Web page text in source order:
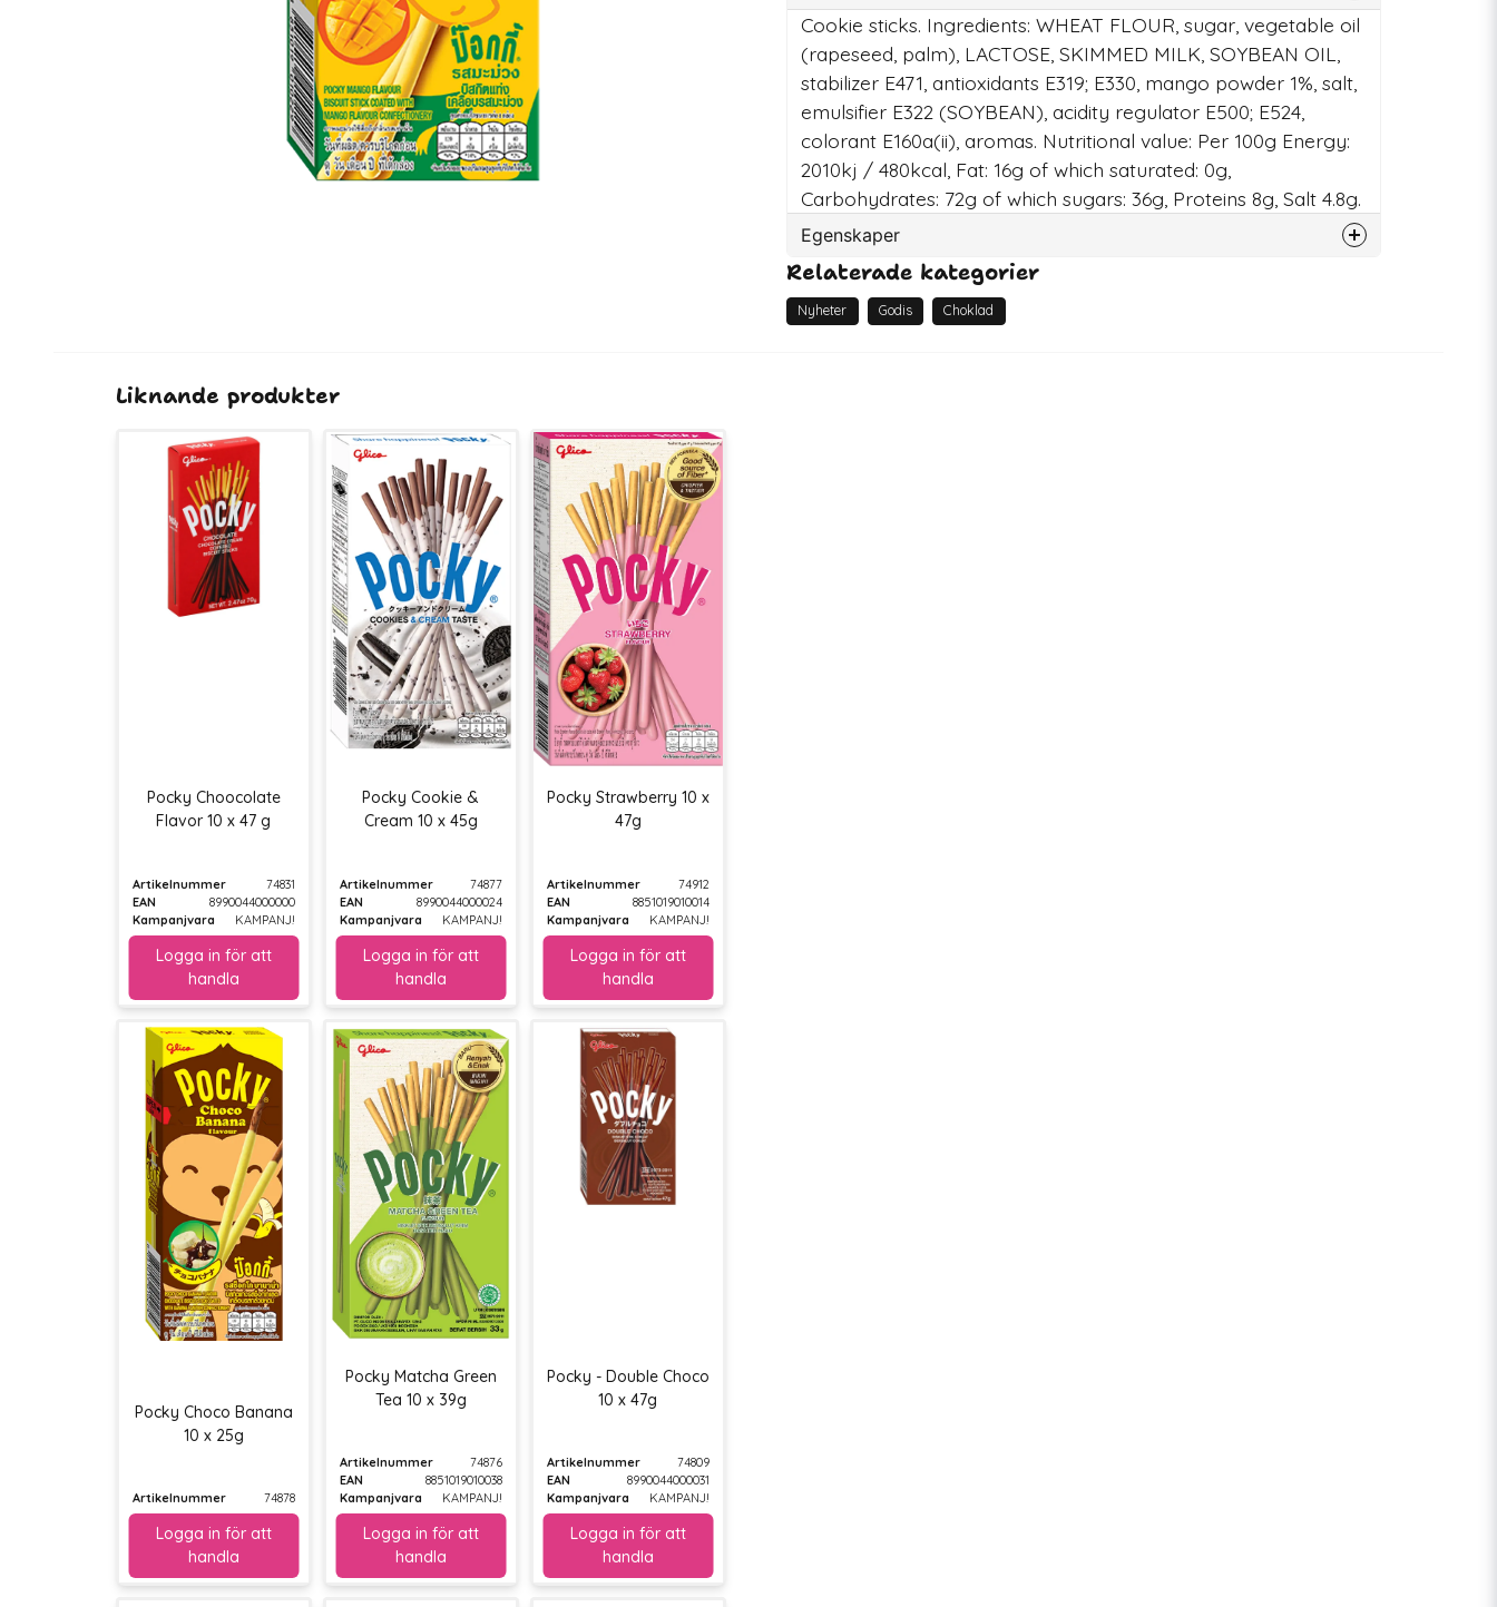
Cookie sticks. Ingredients: WHEAT FLOUR, sugar, vegetable oil
(rapeseed, palm), LACTOSE, SKIMMED MILK, SOYBEAN OIL,
stabilizer E471, antioxidants E319; E330, mango powder 1%, salt,
emulsifier E322 (SOYBEAN), acidity regulator E500; E524,
colorant E160a(ii), aromas. Nutritional value: Per 100g Energy:
2010kj / 480kcal, Fat: 16g of which saturated: 0g,
Carbohydrates: 72g of which sugars: 36g, Proteins 8g, Salt 4.8g.
Egenskaper
Artikelnummer
Relaterade kategorier
Nyheter Godis Choklad
Liknande produkter
Pocky Choocolate
Flavor 10 x 47 g
Artikelnummer
74831
EAN
8990044000000
Kampanjvara
KAMPANJ!
Pocky Cookie &
Cream 10 x 45g
Artikelnummer
74877
EAN
8990044000024
Kampanjvara
KAMPANJ!
Pocky Strawberry 10 x
47g
Artikelnummer
74912
EAN
8851019010014
Kampanjvara
KAMPANJ!
Pocky Choco Banana
10 x 25g
Artikelnummer 74878
Pocky Matcha Green
Tea 10 x 39g
Artikelnummer
74876
EAN
8851019010038
Kampanjvara
KAMPANJ!
Pocky - Double Choco
10 x 47g
Artikelnummer
74809
EAN
8990044000031
Kampanjvara
KAMPANJ!